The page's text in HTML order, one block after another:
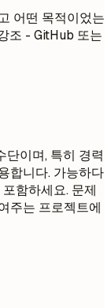
어떤 목적이었는
조 - GitHub 또는
단이며, 특히 경력
합니다. 가능하다
함하세요. 문제
주는 프로젝트에